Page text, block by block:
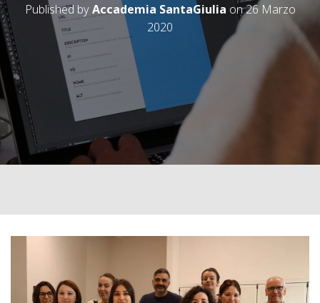
Published byAccademia SantaGiulia on26 Marzo
2020